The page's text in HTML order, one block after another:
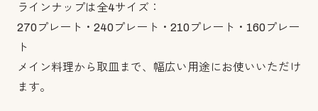
ラインナップは全4サイズ：
270プレート・240プレート・210プレート・160プレー
ト
メイン料理から取皿まで、幅広い用途にお使いいただけ
ます。